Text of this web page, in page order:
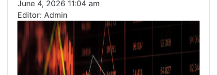
June 4, 2026 11:04 am
Editor: Admin